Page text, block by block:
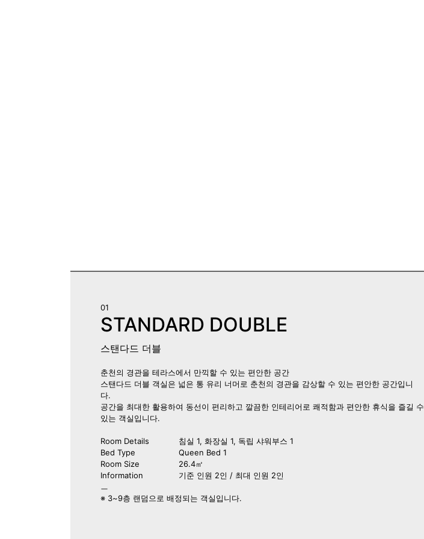
01
STANDARD DOUBLE
스탠다드 더블
춘천의 경관을 테라스에서 만끽할 수 있는 편안한 공간
스탠다드 더블 객실은 넓은 통 유리 너머로 춘천의 경관을 감상할 수 있는 편안한 공간입니
다.
공간을 최대한 활용하여 동선이 편리하고 깔끔한 인테리어로 쾌적함과 편안한 휴식을 즐길 수
있는 객실입니다.
Room Details
침실 1, 화장실 1, 독립 샤워부스 1
Bed Type
Queen Bed 1
Room Size
26.4㎡
Information
기준 인원 2인 / 최대 인원 2인
ㅡ
※ 3~9층 랜덤으로 배정되는 객실입니다.